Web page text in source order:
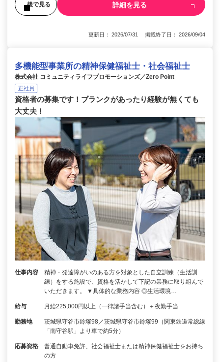
後で見る 詳細を見る
更新日： 2026/07/31 掲載終了日： 2026/09/04
多機能型事業所の精神保健福祉士・社会福祉士
株式会社 コミュニティライフプロモーションズ／Zero Point
正社員
資格者の募集です！ブランクがあったり経験が無くても
大丈夫！
仕事内容
精神・発達障がいのある方を対象とした自立訓練（生活訓
練）をする施設で、資格を活かして下記の業務に取り組んで
いただきます。 ▼具体的な業務内容 ◎生活環境…
給与 月給225,000円以上（一律諸手当含む）＋夜勤手当
勤務地
茨城県守谷市鈴塚98／茨城県守谷市鈴塚99（関東鉄道常総線
「南守谷駅」より車で約5分）
応募資格
普通自動車免許、社会福祉士または精神保健福祉士をお持ち
の方